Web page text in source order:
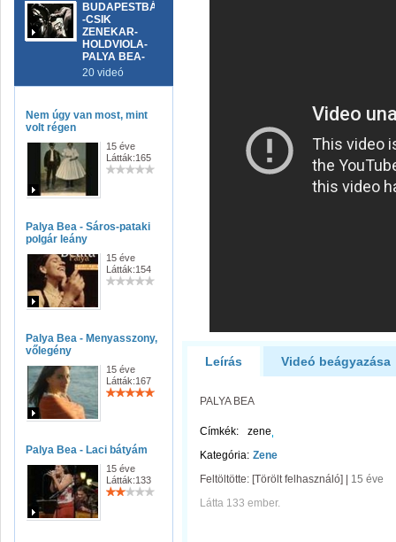
BUDAPESTBÁR
-CSIK
ZENEKAR-
HOLDVIOLA-
PALYA BEA-
20 videó
Nem úgy van most, mint
volt régen
15 éve
Látták:165
Palya Bea - Sáros-pataki
polgár leány
15 éve
Látták:154
Palya Bea - Menyasszony,
vőlegény
15 éve
Látták:167
Palya Bea - Laci bátyám
15 éve
Látták:133
Leírás Videó beágyazása
PALYA BEA
Címkék:
zene
Kategória: Zene
Feltöltötte: [Törölt felhasználó]
15 éve
Látta 133 ember.